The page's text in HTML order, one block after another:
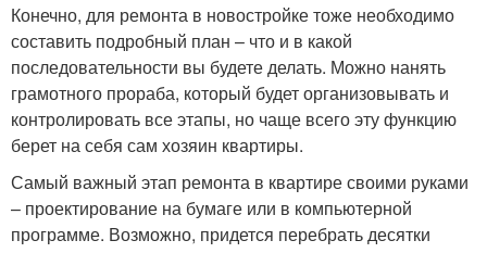
Конечно, для ремонта в новостройке тоже необходимо
составить подробный план – что и в какой
последовательности вы будете делать. Можно нанять
грамотного прораба, который будет организовывать и
контролировать все этапы, но чаще всего эту функцию
берет на себя сам хозяин квартиры.
Самый важный этап ремонта в квартире своими руками
– проектирование на бумаге или в компьютерной
программе. Возможно, придется перебрать десятки